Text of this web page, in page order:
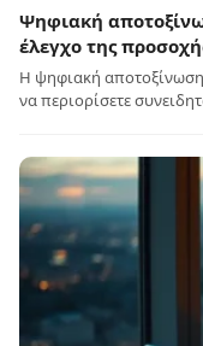
Ψηφιακή
έλεγχο της
Η ψηφιακή
να περιορίσετε